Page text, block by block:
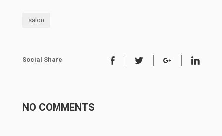
salon
Social Share
NO COMMENTS